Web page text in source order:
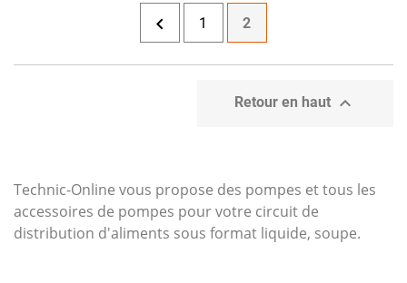
 1 2
Retour en haut 
Technic-Online vous propose des pompes et tous les
accessoires de pompes pour votre circuit de
distribution d'aliments sous format liquide, soupe.